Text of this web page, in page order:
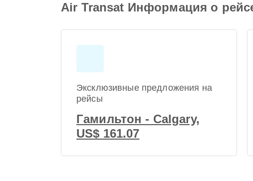
Air Transat Информация о
Эксклюзивные предложения на
рейсы
Гамильтон - Calgary,
US$ 161.07